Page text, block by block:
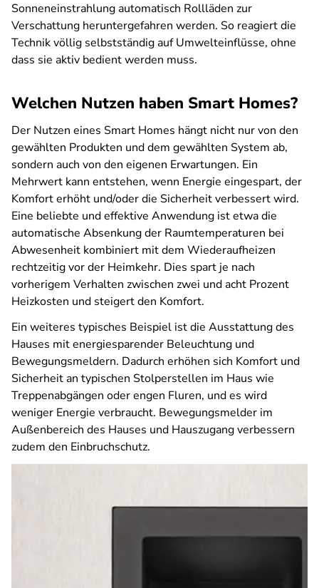
Sonneneinstrahlung automatisch Rollläden zur
Verschattung heruntergefahren werden. So reagiert die
Technik völlig selbstständig auf Umwelteinflüsse, ohne
dass sie aktiv bedient werden muss.
Welchen Nutzen haben Smart Homes?
Der Nutzen eines Smart Homes hängt nicht nur von den
gewählten Produkten und dem gewählten System ab,
sondern auch von den eigenen Erwartungen. Ein
Mehrwert kann entstehen, wenn Energie eingespart, der
Komfort erhöht und/oder die Sicherheit verbessert wird.
Eine beliebte und effektive Anwendung ist etwa die
automatische Absenkung der Raumtemperaturen bei
Abwesenheit kombiniert mit dem Wiederaufheizen
rechtzeitig vor der Heimkehr. Dies spart je nach
vorherigem Verhalten zwischen zwei und acht Prozent
Heizkosten und steigert den Komfort.
Ein weiteres typisches Beispiel ist die Ausstattung des
Hauses mit energiesparender Beleuchtung und
Bewegungsmeldern. Dadurch erhöhen sich Komfort und
Sicherheit an typischen Stolperstellen im Haus wie
Treppenabgängen oder engen Fluren, und es wird
weniger Energie verbraucht. Bewegungsmelder im
Außenbereich des Hauses und Hauszugang verbessern
zudem den Einbruchschutz.